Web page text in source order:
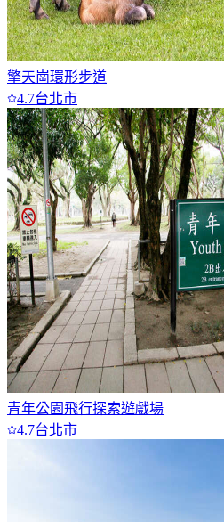
擎天崗環形步道
4.7台北市
青年公園飛行探索遊戲場
4.7台北市